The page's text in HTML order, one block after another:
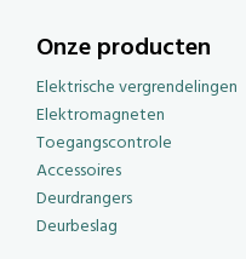
Onze producten
Elektrische vergrendelingen
Elektromagneten
Toegangscontrole
Accessoires
Deurdrangers
Deurbeslag